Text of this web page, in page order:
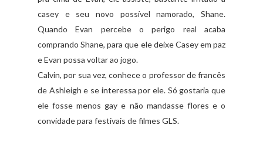
casey e seu novo possível namorado, Shane.
Quando Evan percebe o perigo real acaba
comprando Shane, para que ele deixe Casey em paz
e Evan possa voltar ao jogo.
Calvin, por sua vez, conhece o professor de francês
de Ashleigh e se interessa por ele. Só gostaria que
ele fosse menos gay e não mandasse flores e o
convidade para festivais de filmes GLS.